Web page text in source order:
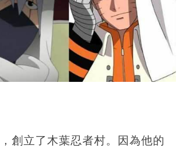
創立了木葉忍者村。因為他的